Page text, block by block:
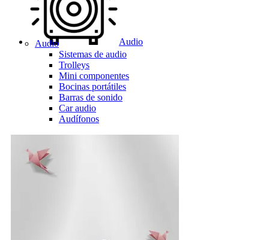
Audio
Audio
Sistemas de audio
Trolleys
Mini componentes
Bocinas portátiles
Barras de sonido
Car audio
Audífonos